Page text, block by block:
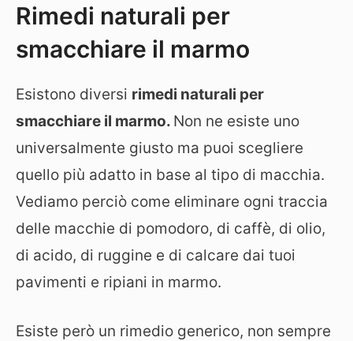
Rimedi naturali per
smacchiare il marmo
Esistono diversi rimedi naturali per
smacchiare il marmo. Non ne esiste uno
universalmente giusto ma puoi scegliere
quello più adatto in base al tipo di macchia.
Vediamo perciò come eliminare ogni traccia
delle macchie di pomodoro, di caffè, di olio,
di acido, di ruggine e di calcare dai tuoi
pavimenti e ripiani in marmo.
Esiste però un rimedio generico, non sempre